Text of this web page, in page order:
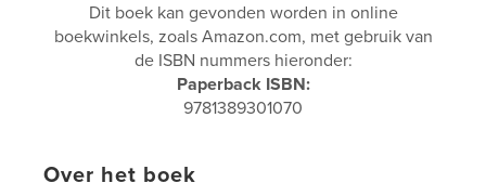
Dit boek kan gevonden worden in online
boekwinkels, zoals Amazon.com, met gebruik van
de ISBN nummers hieronder:
Paperback ISBN:
9781389301070
Over het boek